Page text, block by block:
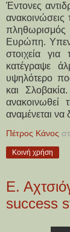
Έντονες
Ευρώπη.
στοιχεία
κατέγραψε
υψηλότερο
και
αναμένεται
Πέτρος Κάνος
Κοινή χρήση
Ε.
success